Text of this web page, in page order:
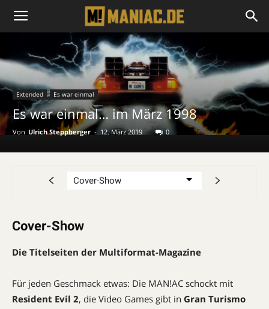
Extended Es war einmal
Es war einmal… im März 1998
Von Ulrich Steppberger - 12. März 2019 0
Cover-Show
Die Titelseiten der Multiformat-Magazine
Für jeden Geschmack etwas: Die MAN!AC schockt mit
Resident Evil 2, die Video Games gibt in Gran Turismo